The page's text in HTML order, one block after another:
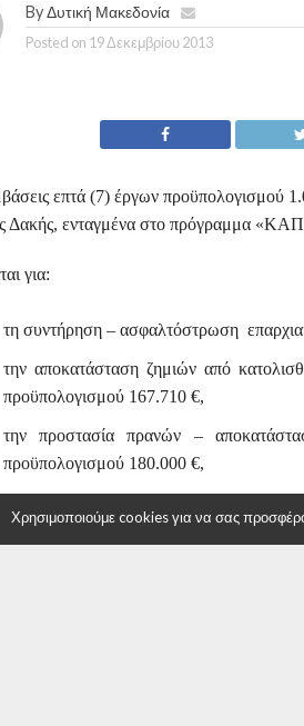
ByΔυτική Μακεδονία
Posted on 19 Δεκεμβρίου 2013
επτά (7) έργων προϋπολογισμού
Δακής, ενταγμένα στο πρόγραμμα
για:
τη συντήρηση – ασφαλτόστρωση
την αποκατάσταση ζημιών από
προϋπολογισμού 167.710 €,
την προστασία πρανών –
προϋπολογισμού 180.000 €,
Διαμέρισμα Μαρίνας προϋπολογισμού
Χρησιμοποιούμε cookies για να σας